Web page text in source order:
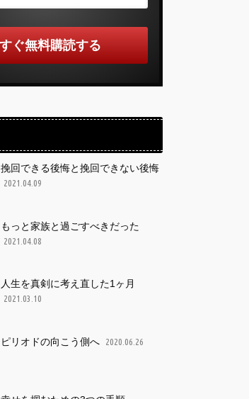
挽回できる後悔と挽回できない後悔
2021.04.09
もっと家族と過ごすべきだった
2021.04.08
人生を真剣に考え直した1ヶ月
2021.03.10
ピリオドの向こう側へ 2020.06.26